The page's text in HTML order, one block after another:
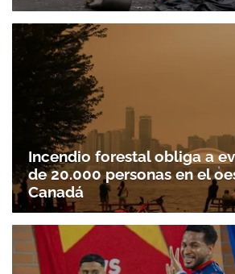
Incendio forestal obliga a
de 20.000 personas en el
Canadá